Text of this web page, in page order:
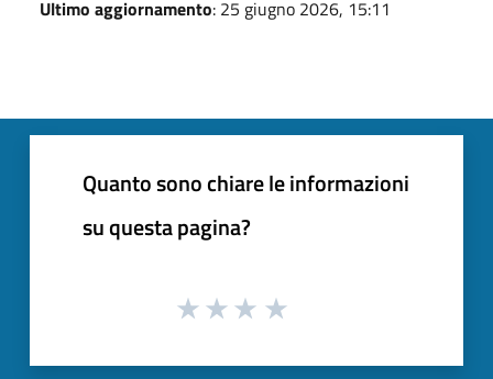
Ultimo aggiornamento: 25 giugno 2026, 15:11
Quanto sono chiare le informazioni
su questa pagina?